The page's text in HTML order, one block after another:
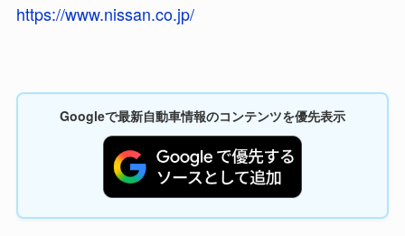
https://www.nissan.co.jp/
Googleで最新自動車情報のコンテンツを優先表示